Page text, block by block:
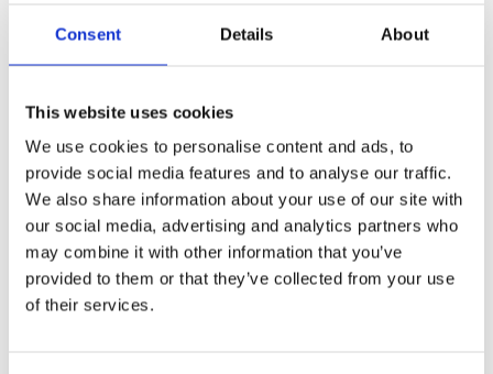
Consent Details About
This website uses cookies
We use cookies to personalise content and ads, to
provide social media features and to analyse our traffic.
We also share information about your use of our site with
our social media, advertising and analytics partners who
may combine it with other information that you’ve
provided to them or that they’ve collected from your use
of their services.
Sociokulturelle forventninger: Stress fra
Endelig er der de sociokulturelle forventninger, der
lægger yderligere pres på kvinder.
Disse forventninger kan omfatte alt fra den måde,
kvinder bør opføre sig på, til hvordan de bør se ud,
til de roller, de forventes at udfylde i både det
offentlige og private rum.